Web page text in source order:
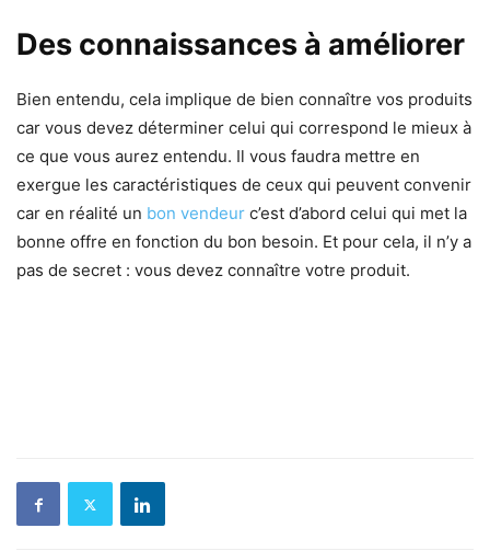
Des connaissances à améliorer
Bien entendu, cela implique de bien connaître vos produits
car vous devez déterminer celui qui correspond le mieux à
ce que vous aurez entendu. Il vous faudra mettre en
exergue les caractéristiques de ceux qui peuvent convenir
car en réalité un bon vendeur c’est d’abord celui qui met la
bonne offre en fonction du bon besoin. Et pour cela, il n’y a
pas de secret : vous devez connaître votre produit.